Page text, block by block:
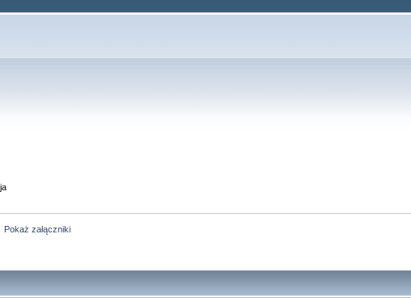
Pokaż załączniki